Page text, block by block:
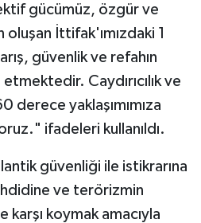
gücümüz, özgür ve
İttifak'ımızdaki 1
güvenlik ve refahın
Caydırıcılık ve
derece yaklaşımımıza
ifadeleri kullanıldı.
güvenliği ile istikrarına
ve terörizmin
koymak amacıyla